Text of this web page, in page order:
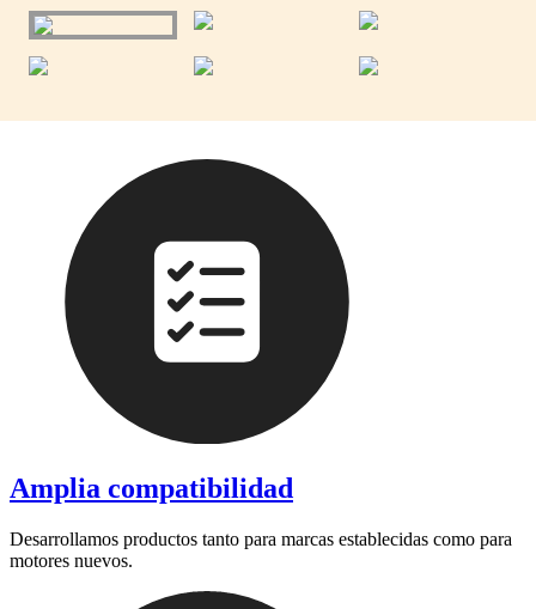
Amplia compatibilidad
Desarrollamos productos tanto para marcas establecidas como para
motores nuevos.